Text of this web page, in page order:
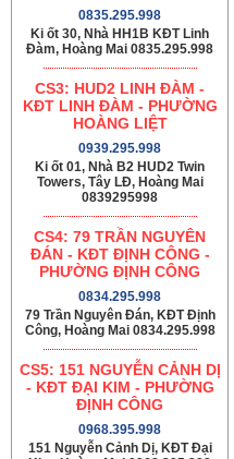
0835.295.998
Ki ốt 30, Nhà HH1B KĐT Linh
Đàm, Hoàng Mai 0835.295.998
CS3: HUD2 LINH ĐÀM -
KĐT LINH ĐÀM - PHƯỜNG
HOÀNG LIỆT
0939.295.998
Ki ốt 01, Nhà B2 HUD2 Twin
Towers, Tây LĐ, Hoàng Mai
0839295998
CS4: 79 TRẦN NGUYÊN
ĐÁN - KĐT ĐỊNH CÔNG -
PHƯỜNG ĐỊNH CÔNG
0834.295.998
79 Trần Nguyên Đán, KĐT Định
Công, Hoàng Mai 0834.295.998
CS5: 151 NGUYỄN CẢNH DỊ
- KĐT ĐẠI KIM - PHƯỜNG
ĐỊNH CÔNG
0968.395.998
151 Nguyễn Cảnh Dị, KĐT Đại